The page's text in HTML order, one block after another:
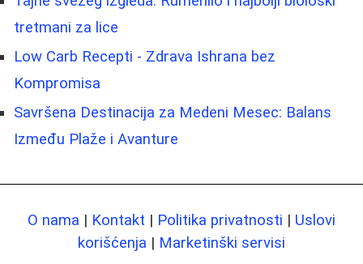
tretmani za lice
Low Carb Recepti - Zdrava Ishrana bez
Kompromisa
Savršena Destinacija za Medeni Mesec: Balans
Između Plaže i Avanture
O nama | Kontakt | Politika privatnosti | Uslovi
korišćenja | Marketinški servisi